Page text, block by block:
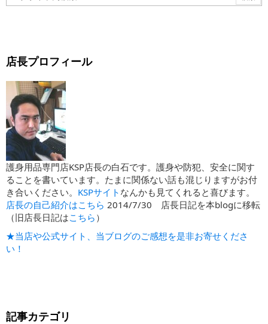
店長プロフィール
護身用品専門店KSP店長の白石です。護身や防犯、安全に関す
ることを書いています。たまに関係ない話も混じりますがお付
き合いください。 KSPサイト なんかも見てくれると喜びます。
店長の自己紹介はこちら 2014/7/30 店長日記を本blogに移転
（旧店長日記はこちら ）
★当店や公式サイト、当ブログのご感想を是非お寄せくださ
い！
記事カテゴリ